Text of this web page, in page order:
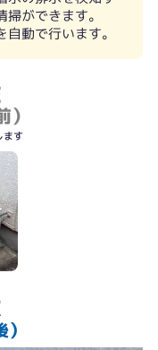
ができます。
動で行います。
）
ます